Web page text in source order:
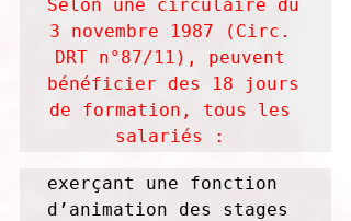
Selon une circulaire du
3 novembre 1987 (Circ.
DRT n°87/11), peuvent
bénéficier des 18 jours
de formation, tous les
salariés :
exerçant une fonction
d’animation des stages